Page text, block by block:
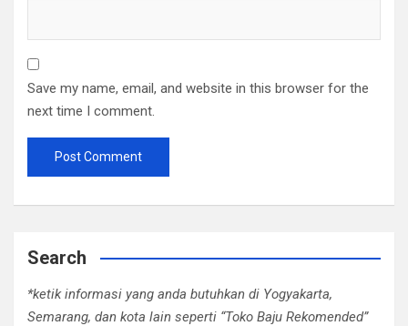
Save my name, email, and website in this browser for the
next time I comment.
Search
*ketik informasi yang anda butuhkan di Yogyakarta,
Semarang, dan kota lain seperti “Toko Baju Rekomended”